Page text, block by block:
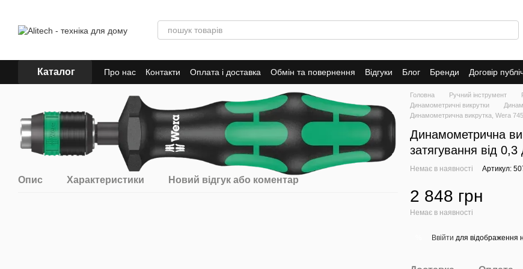
Каталог Про нас Контакти Оплата і доставка Обмін та повернення Відгуки Блог Бренди Договір
Опис Характеристики Новий відгук або коментар
Головна Ручний інструмент
Динамометричні викрутки
Динамометрична викрутка, Wera
Динамометрична
затягування від
Немає в наявності Артикул:
2 848 грн
Немає в наявності
Ввійти для відображення